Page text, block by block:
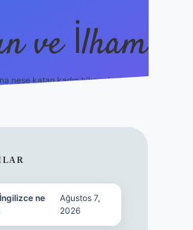
ve İlham
neşe katan kadın hikayeleri!
ne
Ağustos 7,
2026
https://